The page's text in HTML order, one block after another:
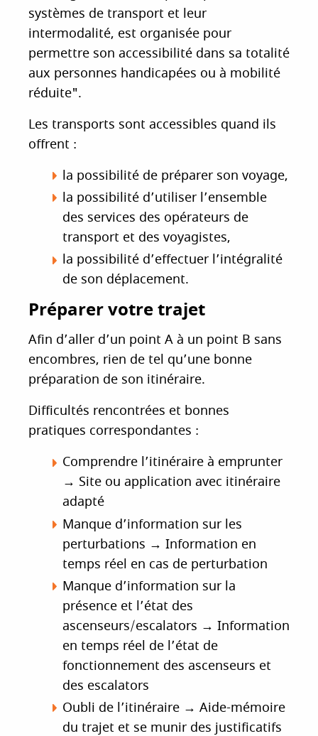
systèmes de transport et leur
intermodalité, est organisée pour
permettre son accessibilité dans sa totalité
aux personnes handicapées ou à mobilité
réduite".
Les transports sont accessibles quand ils
offrent :
la possibilité de préparer son voyage,
la possibilité d’utiliser l’ensemble
des services des opérateurs de
transport et des voyagistes,
la possibilité d’effectuer l’intégralité
de son déplacement.
Préparer votre trajet
Afin d’aller d’un point A à un point B sans
encombres, rien de tel qu’une bonne
préparation de son itinéraire.
Difficultés rencontrées et bonnes
pratiques correspondantes :
Comprendre l’itinéraire à emprunter
→ Site ou application avec itinéraire
adapté
Manque d’information sur les
perturbations → Information en
temps réel en cas de perturbation
Manque d’information sur la
présence et l’état des
ascenseurs/escalators → Information
en temps réel de l’état de
fonctionnement des ascenseurs et
des escalators
Oubli de l’itinéraire → Aide-mémoire
du trajet et se munir des justificatifs